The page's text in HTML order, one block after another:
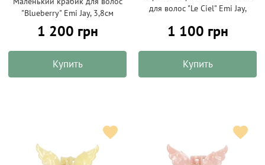
"Blueberry" Emi Jay, 3,8см
1 200 грн
Купить
для волос "Le Ciel" Emi Jay,
1 100 грн
Купить